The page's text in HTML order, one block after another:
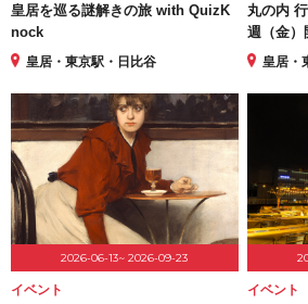
皇居を巡る謎解きの旅 with QuizK
nock
皇居・東京駅・日比谷
丸の内
週（金）
皇居・
2026-06-13~ 2026-09-23
イベント イベント